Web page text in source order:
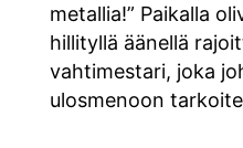
metallia!” Paikalla
hillityllä äänellä
vahtimestari, joka
ulosmenoon